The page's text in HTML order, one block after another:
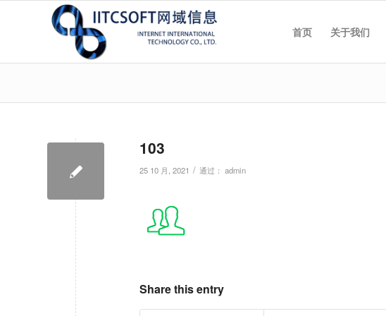
首页 关于我们
103
25 10 月, 2021 / 通过： admin
Share this entry